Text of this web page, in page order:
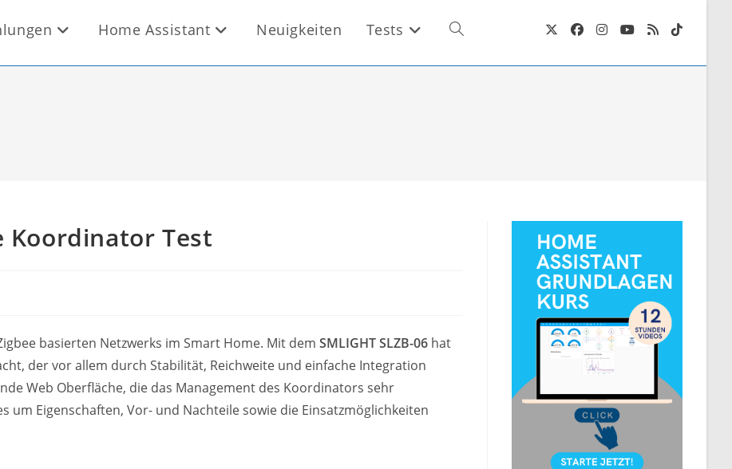
Home Assistant Neuigkeiten Tests Website-
Koordinator Test
basierten Netzwerks im Smart Home. Mit dem SMLIGHT SLZB-06 hat
der vor allem durch Stabilität, Reichweite und einfache Integration
Web Oberfläche, die das Management des Koordinators sehr
Eigenschaften, Vor- und Nachteile sowie die Einsatzmöglichkeiten